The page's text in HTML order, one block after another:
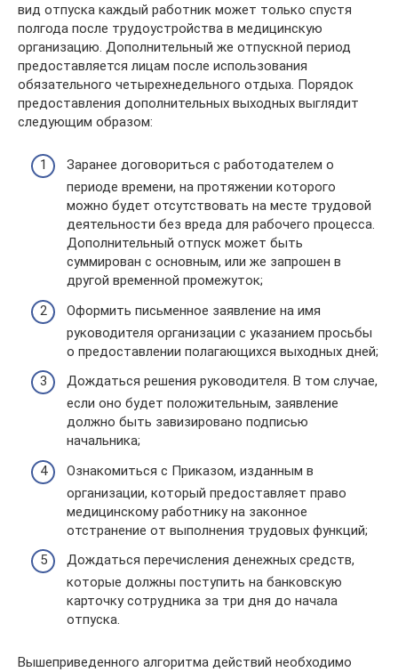
вид отпуска каждый работник может только спустя
полгода после трудоустройства в медицинскую
организацию. Дополнительный же отпускной период
предоставляется лицам после использования
обязательного четырехнедельного отдыха. Порядок
предоставления дополнительных выходных выглядит
следующим образом:
Заранее договориться с работодателем о
периоде времени, на протяжении которого
можно будет отсутствовать на месте трудовой
деятельности без вреда для рабочего процесса.
Дополнительный отпуск может быть
суммирован с основным, или же запрошен в
другой временной промежуток;
Оформить письменное заявление на имя
руководителя организации с указанием просьбы
о предоставлении полагающихся выходных дней;
Дождаться решения руководителя. В том случае,
если оно будет положительным, заявление
должно быть завизировано подписью
начальника;
Ознакомиться с Приказом, изданным в
организации, который предоставляет право
медицинскому работнику на законное
отстранение от выполнения трудовых функций;
Дождаться перечисления денежных средств,
которые должны поступить на банковскую
карточку сотрудника за три дня до начала
отпуска.
Вышеприведенного алгоритма действий необходимо